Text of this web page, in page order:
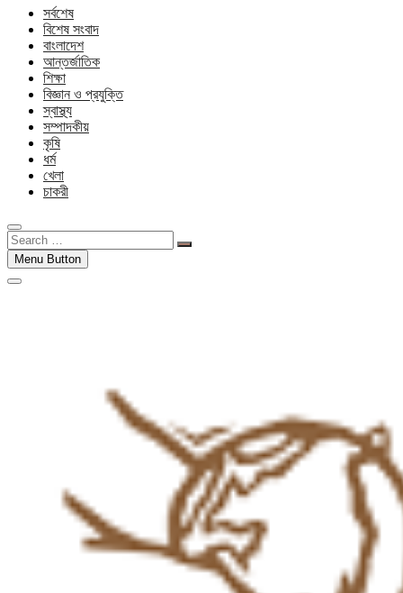
সর্বশেষ
বিশেষ সংবাদ
বাংলাদেশ
আন্তর্জাতিক
শিক্ষা
বিজ্ঞান ও প্রযুক্তি
স্বাস্থ্য
সম্পাদকীয়
কৃষি
ধর্ম
খেলা
চাকরী
Search
…Menu Button